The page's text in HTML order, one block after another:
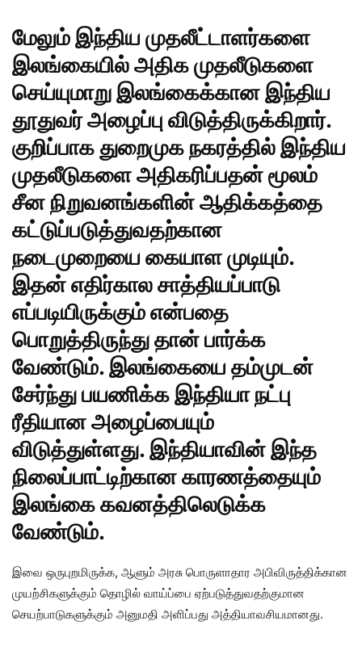
மேலும் இந்திய முதலீட்டாளர்களை
இலங்கையில் அதிக முதலீடுகளை
செய்யுமாறுஇலங்கைக்கான இந்திய
தூதுவர் அழைப்பு விடுத்திருக்கிறார்.
குறிப்பாக துறைமுக நகரத்தில் இந்திய
முதலீடுகளை அதிகரிப்பதன் மூலம்
சீன நிறுவனங்களின் ஆதிக்கத்தை
கட்டுப்படுத்துவதற்கான
நடைமுறையை கையாள முடியும்.
இதன் எதிர்கால சாத்தியப்பாடு
எப்படியிருக்கும் என்பதை
பொறுத்திருந்து தான் பார்க்க
வேண்டும். இலங்கையை தம்முடன்
சேர்ந்து பயணிக்க இந்தியா நட்பு
ரீதியான அழைப்பையும்
விடுத்துள்ளது. இந்தியாவின் இந்த
நிலைப்பாட்டிற்கான காரணத்தையும்
இலங்கை கவனத்திலெடுக்க
வேண்டும்.
இவை ஒருபுறமிருக்க, ஆளும் அரசு பொருளாதார அபிவிருத்திக்கான
முயற்சிகளுக்கும் தொழில் வாய்ப்பை ஏற்படுத்துவதற்குமான
செயற்பாடுகளுக்கும் அனுமதி அளிப்பது அத்தியாவசியமானது.